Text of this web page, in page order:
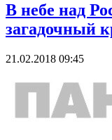
В небе над
загадочный
21.02.2018 09:45